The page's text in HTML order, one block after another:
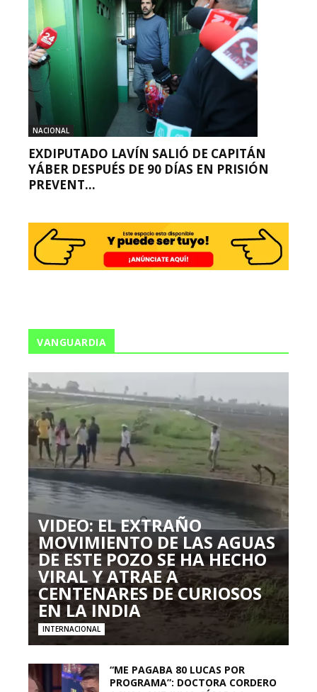
NACIONAL
EXDIPUTADO LAVÍN SALIÓ DE CAPITÁN
YÁBER DESPUÉS DE 90 DÍAS EN PRISIÓN
PREVENT...
VANGUARDIA
VIDEO: EL EXTRAÑO
MOVIMIENTO DE LAS AGUAS
DE ESTE POZO SE HA HECHO
VIRAL Y ATRAE A
CENTENARES DE CURIOSOS
EN LA INDIA
INTERNACIONAL
“ME PAGABA 80 LUCAS POR
PROGRAMA”: DOCTORA CORDERO